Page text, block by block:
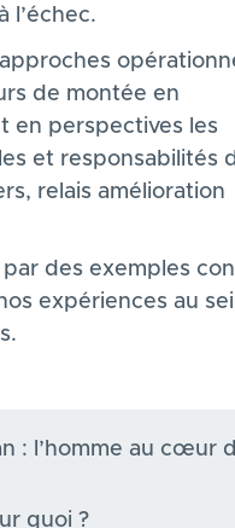
l’échec.
de montée en
en perspectives les
et responsabilités
relais amélioration
des exemples
expériences au
: l’homme au cœur
quoi ?